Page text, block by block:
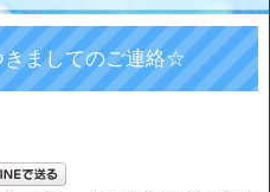
ましてのご連絡☆